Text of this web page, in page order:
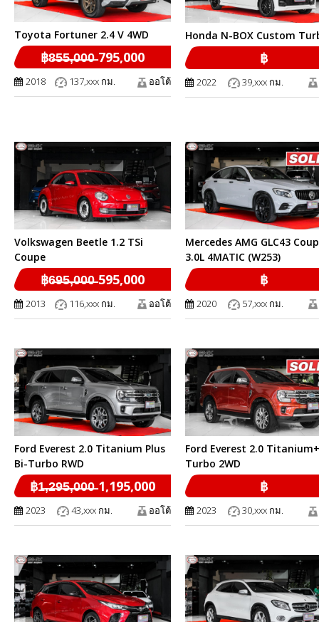
Toyota Fortuner 2.4 V 4WD
฿8̶5̶5̶,̶0̶0̶0̶ 795,000
2018 137,xxx กม. ออโต้
Honda N-BOX Custom
฿
2022 39,xxx กม.
Volkswagen Beetle 1.2 TSi
Coupe
฿6̶9̶5̶,̶0̶0̶0̶ 595,000
2013 116,xxx กม. ออโต้
Mercedes AMG GLC43
3.0L 4MATIC (W253)
฿
2020 57,xxx กม.
Ford Everest 2.0 Titanium Plus
Bi-Turbo RWD
฿1̶,̶2̶9̶5̶,̶0̶0̶0̶ 1,195,000
2023 43,xxx กม. ออโต้
Ford Everest 2.0
Turbo 2WD
฿
2023 30,xxx กม.